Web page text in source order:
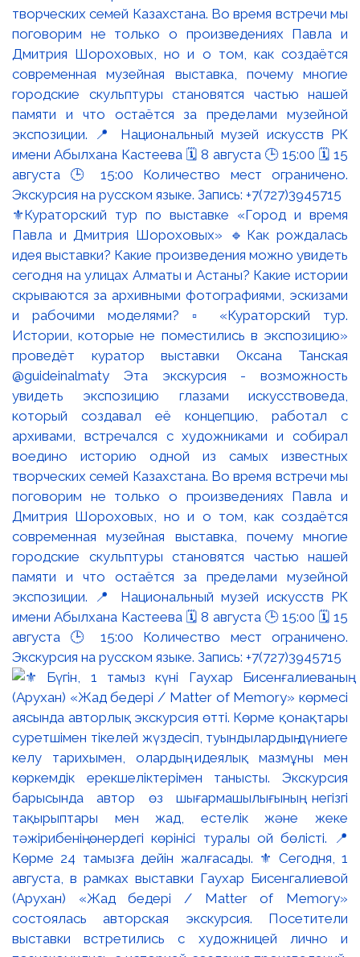
⚜️Кураторский тур по выставке «Город и время
Павла и Дмитрия Шороховых» 🔹Как рождалась
идея выставки? Какие произведения можно увидеть
сегодня на улицах Алматы и Астаны? Какие истории
скрываются за архивными фотографиями, эскизами
и рабочими моделями? ▫️ «Кураторский тур.
Истории, которые не поместились в экспозицию»
проведёт куратор выставки Оксана Танская
@guideinalmaty Эта экскурсия - возможность
увидеть экспозицию глазами искусствоведа,
который создавал её концепцию, работал с
архивами, встречался с художниками и собирал
воедино историю одной из самых известных
творческих семей Казахстана. Во время встречи мы
поговорим не только о произведениях Павла и
Дмитрия Шороховых, но и о том, как создаётся
современная музейная выставка, почему многие
городские скульптуры становятся частью нашей
памяти и что остаётся за пределами музейной
экспозиции. 📍 Национальный музей искусств РК
имени Абылхана Кастеева 🗓 8 августа 🕒 15:00 🗓 15
августа 🕒 15:00 Количество мест ограничено.
Экскурсия на русском языке. Запись: +7(727)3945715